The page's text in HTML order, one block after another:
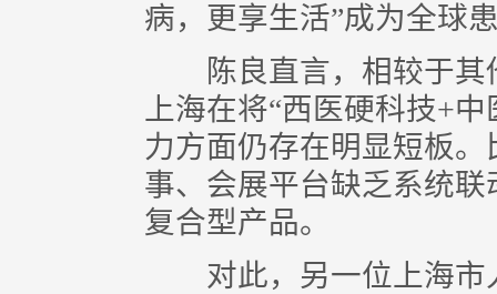
病，更享生活”成为全球
陈良直言，相较于其
上海在将“西医硬科技+
力方面仍存在明显短板
事、会展平台缺乏系统
复合型产品。
对此，另一位上海市